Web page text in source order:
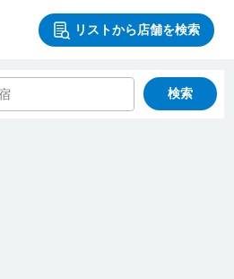
リストから店舗を検索
検索